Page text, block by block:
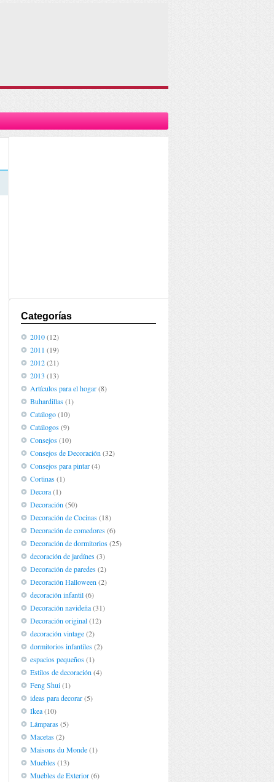
Categorías
2010(12)
2011 (19)
2012(21)
2013 (13)
Artículos para el hogar(8)
Buhardillas(1)
Catálogo(10)
Catálogos(9)
Consejos(10)
Consejos de Decoración (32)
Consejos para pintar(4)
Cortinas(1)
Decora(1)
Decoración (50)
Decoración de Cocinas(18)
Decoración de comedores(6)
Decoración de dormitorios(25)
decoración de jardínes(3)
Decoración de paredes(2)
Decoración Halloween (2)
decoración infantil(6)
Decoración navideña(31)
Decoración original(12)
decoración vintage(2)
dormitorios infantiles(2)
espacios pequeños(1)
Estilos de decoración (4)
Feng Shui(1)
ideas para decorar(5)
Ikea(10)
Lámparas(5)
Macetas(2)
Maisons du Monde(1)
Muebles(13)
Muebles de Exterior(6)